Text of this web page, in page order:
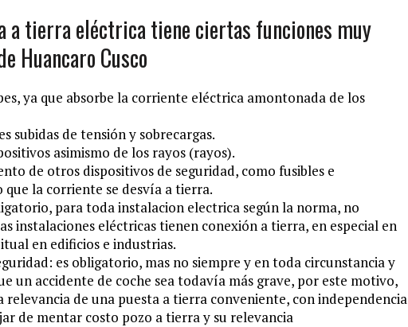
a tierra eléctrica tiene ciertas funciones muy
Huancaro Cusco
ya que absorbe la corriente eléctrica amontonada de los
subidas de tensión y sobrecargas.
asimismo de los rayos (rayos).
de otros dispositivos de seguridad, como fusibles e
la corriente se desvía a tierra.
para toda instalacion electrica según la norma, no
instalaciones eléctricas tienen conexión a tierra, en especial en
en edificios e industrias.
es obligatorio, mas no siempre y en toda circunstancia y
un accidente de coche sea todavía más grave, por este motivo,
relevancia de una puesta a tierra conveniente, con independencia
de mentar costo pozo a tierra y su relevancia